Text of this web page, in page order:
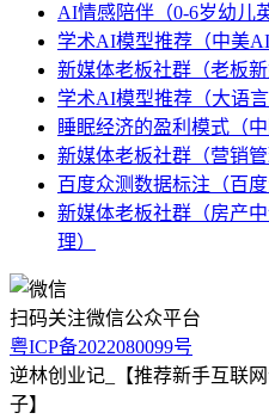
AI情感陪伴（0-6岁幼儿
学术AI模型推荐（中美AI
新媒体老板社群（老板新
学术AI模型推荐（大语
睡眠经济的盈利模式（
新媒体老板社群（营销管
百度众测数据标注（百
新媒体老板社群（房产
理）
扫码关注微信公众平台
粤ICP备2022080099号
逆林创业记_【推荐新手互联
子】